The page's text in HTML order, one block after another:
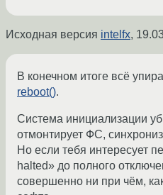
Исходная версия intelfx,
В конечном итоге всё
reboot().
Система инициализации
отмонтирует ФС,
Но если тебя интересует
halted» до полного
совершенно ни при чём,